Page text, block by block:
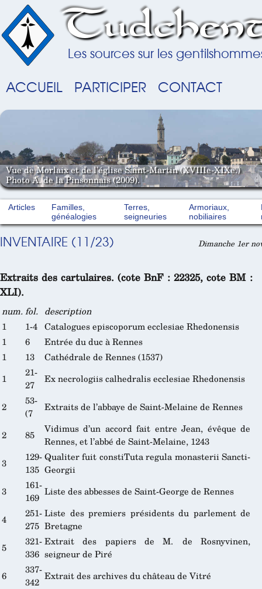
Les sources sur les
ACCUEIL PARTICIPER CONTACT
Vue de Morlaix et de l'église Saint-Martin (XVIIIe-XIXe.)
Photo A. de la Pinsonnais (2009).
Articles
Familles,
généalogies
Terres,
seigneuries
Armoriaux,
nobiliaires
INVENTAIRE (11/23) Dimanche 1er
Extraits des cartulaires. (cote BnF : 22325, cote BM :
XLI).
num.fol. description
1
1-4 Catalogues episcoporum ecclesiae Rhedonensis
1
6
Entrée du duc à Rennes
1
13
Cathédrale de Rennes (1537)
1
21-
27
Ex necrologiis calhedralis ecclesiae Rhedonensis
2
53-
(7
Extraits de l’abbaye de Saint-Melaine de Rennes
2 85
Vidimus d’un accord fait entre Jean, évêque de
Rennes, et l’abbé de Saint-Melaine, 1243
3
129-
135
Qualiter fuit constiTuta regula monasterii Sancti-
Georgii
3
161-
169 Liste des abbesses de Saint-George de Rennes
4
251-
275
Liste des premiers présidents du parlement de
Bretagne
5
321-
336
Extrait des papiers de M. de Rosnyvinen,
seigneur de Piré
6
337-
342 Extrait des archives du château de Vitré